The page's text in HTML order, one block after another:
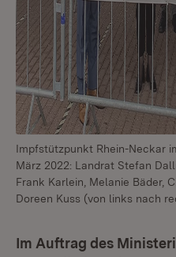
Impfstützpunkt Rhein-Neckar
März 2022: Landrat Stefan
Frank Karlein, Melanie Bäder,
Doreen Kuss (von links nach
Im Auftrag des